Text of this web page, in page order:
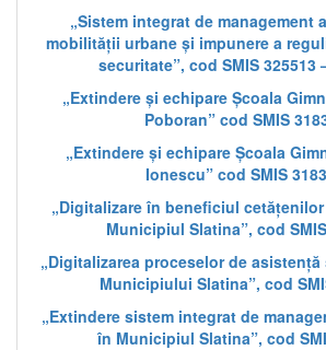
„Sistem integrat de management
mobilității urbane și impunere a
securitate”, cod SMIS 325513
„Extindere și echipare Școala
Poboran” cod SMIS
„Extindere și echipare Școala
Ionescu” cod SMIS
„Digitalizare în beneficiul
Municipiul Slatina”, cod
„Digitalizarea proceselor de
Municipiului Slatina”, cod
„Extindere sistem integrat de
în Municipiul Slatina”, cod